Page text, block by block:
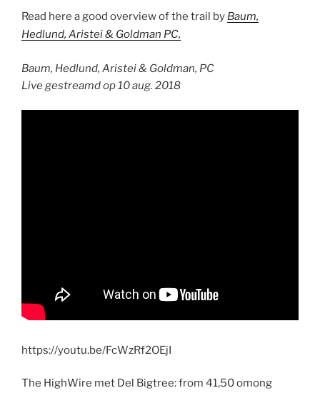
Read here a good overview of the trail by Baum,
Hedlund, Aristei & Goldman PC,
Baum, Hedlund, Aristei & Goldman, PC
Live gestreamd op 10 aug. 2018
https://youtu.be/FcWzRf2OEjI
The HighWire met Del Bigtree: from 41,50 omong